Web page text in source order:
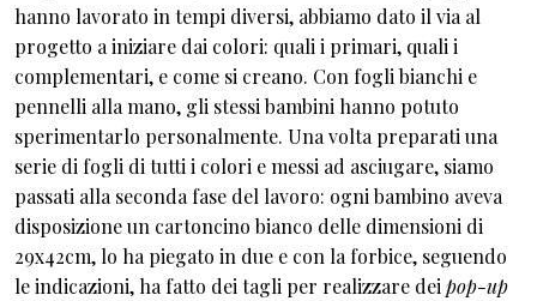
hanno lavorato in tempi diversi, abbiamo dato il via al
progetto a iniziare dai colori: quali i primari, quali i
complementari, e come si creano. Con fogli bianchi e
pennelli alla mano, gli stessi bambini hanno potuto
sperimentarlo personalmente. Una volta preparati una
serie di fogli di tutti i colori e messi ad asciugare, siamo
passati alla seconda fase del lavoro: ogni bambino aveva
disposizione un cartoncino bianco delle dimensioni di
29x42cm, lo ha piegato in due e con la forbice, seguendo
le indicazioni, ha fatto dei tagli per realizzare dei pop-up